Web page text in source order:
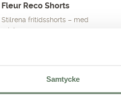
Samtycke
Fleur Reco Shorts
Stilrena fritidsshorts – med
mjuk…